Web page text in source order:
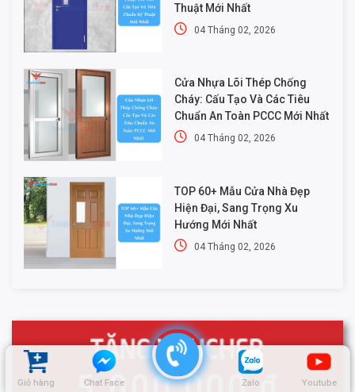
Giỏ hàng Chat Face Zalo Youtube
Thuật Mới Nhất
04 Tháng 02, 2026
Cửa Nhựa Lõi Thép Chống
Cháy: Cấu Tạo Và Các Tiêu
Chuẩn An Toàn PCCC Mới Nhất
04 Tháng 02, 2026
TOP 60+ Mẫu Cửa Nhà Đẹp
Hiện Đại, Sang Trọng Xu
Hướng Mới Nhất
04 Tháng 02, 2026